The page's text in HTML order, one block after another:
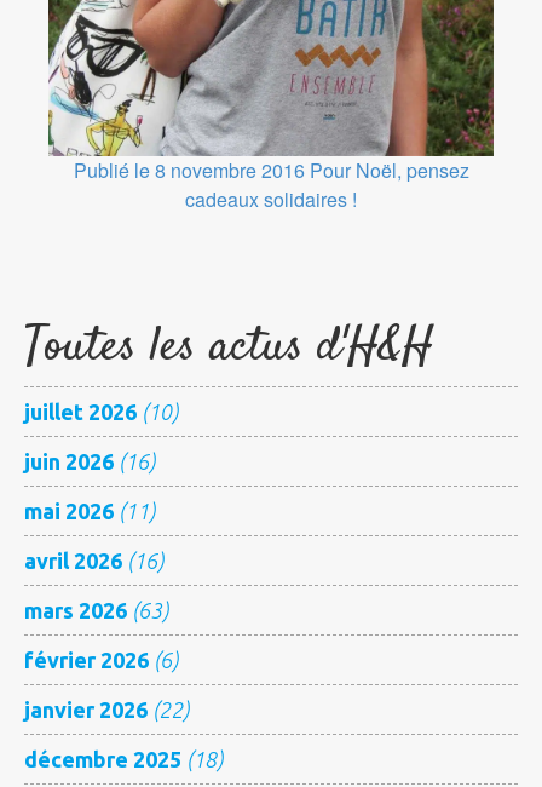
Publié le 8 novembre 2016 Pour Noël, pensez
cadeaux solidaires !
Toutes les actus d'H&H
juillet 2026 (10)
juin 2026 (16)
mai 2026 (11)
avril 2026 (16)
mars 2026 (63)
février 2026 (6)
janvier 2026 (22)
décembre 2025 (18)